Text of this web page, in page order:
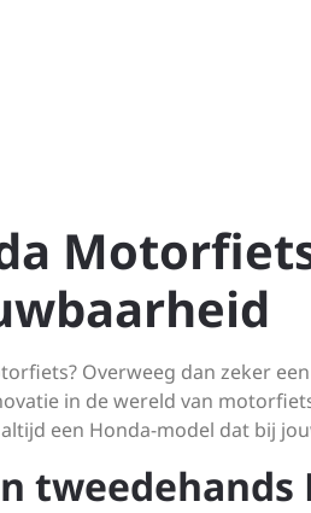
Overweeg dan zeker
in de wereld van
een Honda-model dat bij
tweedehands